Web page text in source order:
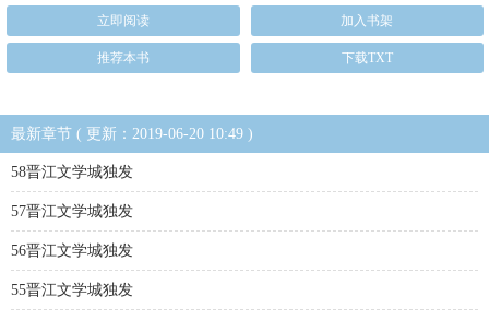
立即阅读 加入书架
推荐本书 下载TXT
最新章节 ( 更新：2019-06-20 10:49 )
58晋江文学城独发
57晋江文学城独发
56晋江文学城独发
55晋江文学城独发